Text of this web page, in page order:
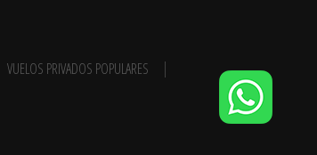
VUELOS PRIVADOS POPULARES